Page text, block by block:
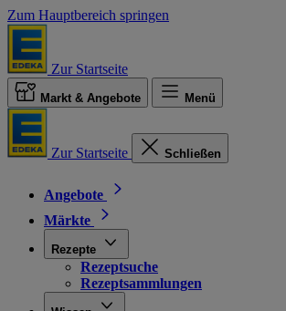
Zum Hauptbereich springen
Zur Startseite
Markt & Angebote Menü
Zur Startseite Schließen
Angebote
Märkte
Rezepte
Rezeptsuche
Rezeptsammlungen